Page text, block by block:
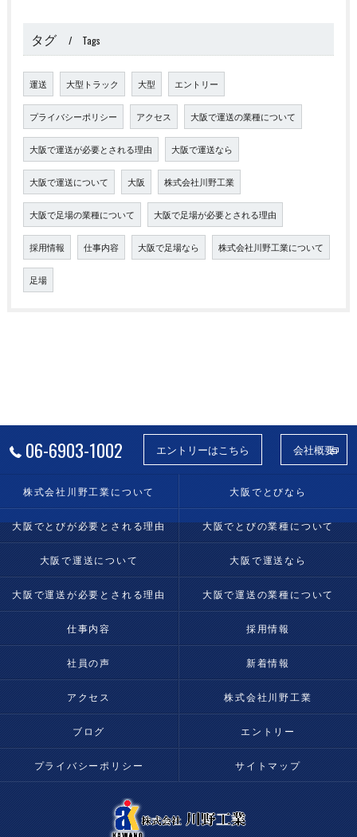
タグ Tags
運送 大型トラック 大型 エントリー
プライバシーポリシー アクセス 大阪で運送の業種について
大阪で運送が必要とされる理由 大阪で運送なら
大阪で運送について 大阪 株式会社川野工業
大阪で足場の業種について 大阪で足場が必要とされる理由
採用情報 仕事内容 大阪で足場なら 株式会社川野工業について
足場
06-6903-1002 エントリーはこちら 会社概要
株式会社川野工業について 大阪でとびなら
大阪でとびが必要とされる理由 大阪でとびの業種について
大阪で運送について 大阪で運送なら
大阪で運送が必要とされる理由 大阪で運送の業種について
仕事内容 採用情報
社員の声 新着情報
アクセス 株式会社川野工業
ブログ エントリー
プライバシーポリシー サイトマップ